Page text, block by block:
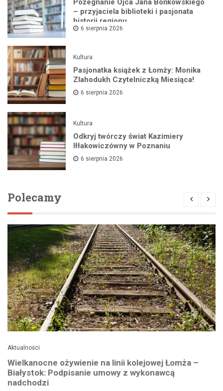
Pożegnanie Ojca Jana Bońkowskiego
– przyjaciela biblioteki i pasjonata
historii regionu
6 sierpnia 2026
Kultura
Pasjonatka książek z Łomży: Monika
Zlahodukh Czytelniczką Miesiąca!
6 sierpnia 2026
Kultura
Odkryj twórczy świat Kazimiery
Iłłakowiczówny w Poznaniu
6 sierpnia 2026
Polecamy
Aktualności
Wielkanocne ożywienie na linii kolejowej Łomża –
Białystok: Podpisanie umowy z wykonawcą
nadchodzi